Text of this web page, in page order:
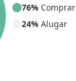
76% Comprar
24% Alugar